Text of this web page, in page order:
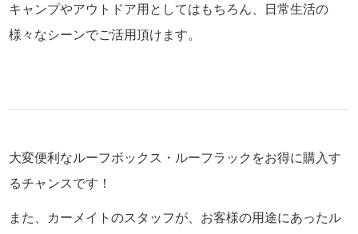
キャンプやアウトドア用としてはもちろん、日常生活の
様々なシーンでご活用頂けます。
大変便利なルーフボックス・ルーフラックをお得に購入す
るチャンスです！
また、カーメイトのスタッフが、お客様の用途にあったル